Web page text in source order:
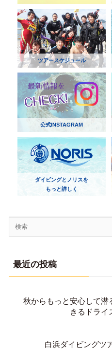
ツアースケジュール
公式INSTAGRAM
ダイビングとノリスを
もっと詳しく
最近の投稿
秋からもっと安心して潜
きるドライ
白浜ダイビングツ